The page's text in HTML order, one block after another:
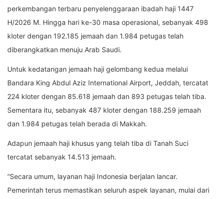
perkembangan terbaru penyelenggaraan ibadah haji 1447
H/2026 M. Hingga hari ke-30 masa operasional, sebanyak 498
kloter dengan 192.185 jemaah dan 1.984 petugas telah
diberangkatkan menuju Arab Saudi.
Untuk kedatangan jemaah haji gelombang kedua melalui
Bandara King Abdul Aziz International Airport, Jeddah, tercatat
224 kloter dengan 85.618 jemaah dan 893 petugas telah tiba.
Sementara itu, sebanyak 487 kloter dengan 188.259 jemaah
dan 1.984 petugas telah berada di Makkah.
Adapun jemaah haji khusus yang telah tiba di Tanah Suci
tercatat sebanyak 14.513 jemaah.
“Secara umum, layanan haji Indonesia berjalan lancar.
Pemerintah terus memastikan seluruh aspek layanan, mulai dari